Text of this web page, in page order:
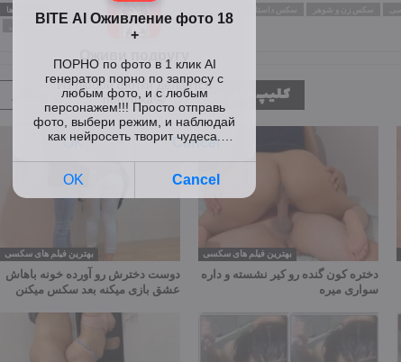
برچسب ها سایت فیلم های سکسی
کلیپ های خفن سکسی
کلیپ های مرتبط کلیپ های سکسی بیشتر
بهترین فیلم های سکسی
دوست دخترش رو آورده خونه باهاش
عشق بازی میکنه بعد سکس میکنن
بهترین فیلم های سکسی
دختره کون گنده رو کیر نشسته و داره
سواری میره